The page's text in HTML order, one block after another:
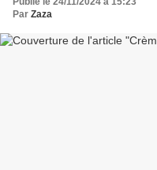
Par Zaza